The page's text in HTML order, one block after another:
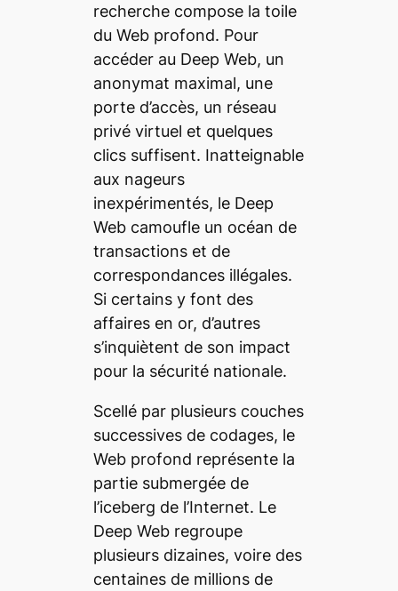
recherche compose la toile
du Web profond. Pour
accéder au Deep Web, un
anonymat maximal, une
porte d’accès, un réseau
privé virtuel et quelques
clics suffisent. Inatteignable
aux nageurs
inexpérimentés, le Deep
Webcamoufle un océan de
transactions et de
correspondances illégales.
Si certains y font des
affaires en or, d’autres
s’inquiètent de son impact
pour la sécurité nationale.
Scellé par plusieurs couches
successives de codages, le
Web profond représente la
partie submergée de
l’iceberg de l’Internet. Le
Deep Webregroupe
plusieurs dizaines, voire des
centaines de millions de